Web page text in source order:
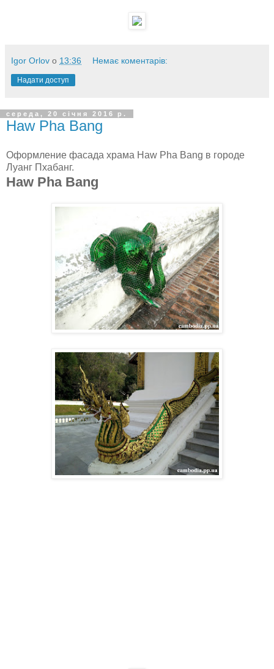
Igor Orlov о 13:36 Немає коментарів:
Надати доступ
середа, 20 січня 2016 р.
Haw Pha Bang
Оформление фасада храма Haw Pha Bang в городе
Луанг Пхабанг.
Haw Pha Bang